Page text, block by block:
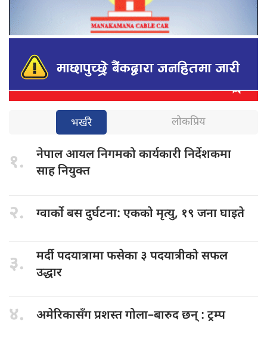
भर्खरै लोकप्रिय
१. नेपाल आयलनिगमको कार्यकारी निर्देशकमा
साह नियुक्त
२. ग्वार्को बसदुर्घटना: एकको मृत्यु, १९ जना घाइते
३. मर्दी पदयात्रामाफसेका ३ पदयात्रीको सफल
उद्धार
४. अमेरिकासँग प्रशस्तगोला–बारुद छन् : ट्रम्प